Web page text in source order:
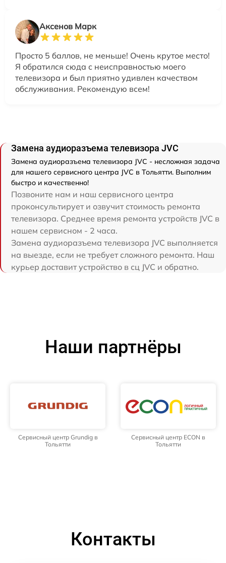
Аксенов Марк
Просто 5 баллов, не меньше! Очень крутое место!
Я обратился сюда с неисправностью моего
телевизора и был приятно удивлен качеством
обслуживания. Рекомендую всем!
Замена аудиоразъема телевизора JVC
Замена аудиоразъема телевизора JVC - несложная задача
для нашего сервисного центра JVC в Тольятти. Выполним
быстро и качественно!
Позвоните нам и наш сервисного центра
проконсультирует и озвучит стоимость ремонта
телевизора. Среднее время ремонта устройств JVC в
нашем сервисном - 2 часа.
Замена аудиоразъема телевизора JVC выполняется
на выезде, если не требует сложного ремонта. Наш
курьер доставит устройство в сц JVC и обратно.
Наши партнёры
Сервисный центр Grundig в
Тольятти
Сервисный центр ECON в
Тольятти
Контакты